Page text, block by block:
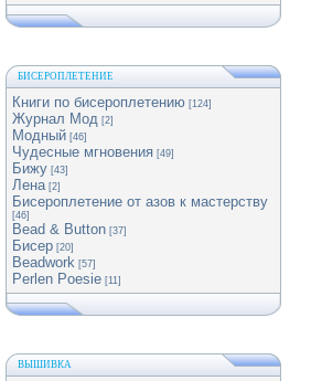
БИСЕРОПЛЕТЕНИЕ
Книги по бисероплетению [124]
Журнал Мод [2]
Модный [46]
Чудесные мгновения [49]
Бижу [43]
Лена [2]
Бисероплетение от азов к мастерству
[46]
Bead & Button [37]
Бисер [20]
Beadwork [57]
Perlen Poesie [11]
ВЫШИВКА